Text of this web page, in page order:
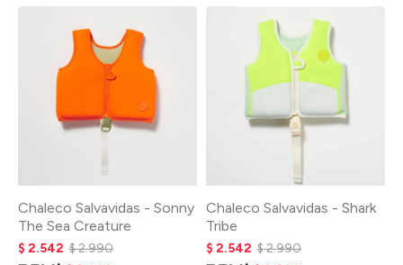
Chaleco Salvavidas - Sonny
The Sea Creature
$ 2.542 $2.990
Chaleco Salvavidas - Shark
Tribe
$ 2.542 $2.990